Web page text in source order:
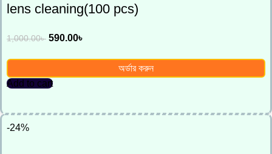
lens cleaning(100 pcs)
1,000.00৳ 590.00৳
Add to cart
অর্ডার করুন
-24%